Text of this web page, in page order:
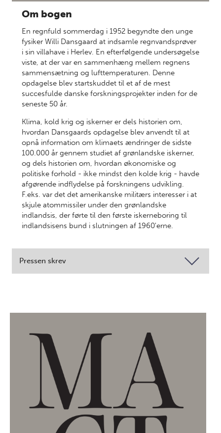
Om bogen
En regnfuld sommerdag i 1952 begyndte den unge
fysiker Willi Dansgaard at indsamle regnvandsprøver
i sin villahave i Herlev. En efterfølgende undersøgelse
viste, at der var en sammenhæng mellem regnens
sammensætning og lufttemperaturen. Denne
opdagelse blev startskuddet til et af de mest
succesfulde danske forskningsprojekter inden for de
seneste 50 år.
Klima, kold krig og iskerner er dels historien om,
hvordan Dansgaards opdagelse blev anvendt til at
opnå information om klimaets ændringer de sidste
100.000 år gennem studiet af grønlandske iskerner,
og dels historien om, hvordan økonomiske og
politiske forhold - ikke mindst den kolde krig - havde
afgørende indflydelse på forskningens udvikling.
F.eks. var det det amerikanske militærs interesser i at
skjule atommissiler under den grønlandske
indlandsis, der førte til den første iskerneboring til
indlandsisens bund i slutningen af 1960'erne.
Pressen skrev